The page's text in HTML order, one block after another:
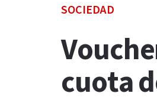
SOCIEDAD
cuota